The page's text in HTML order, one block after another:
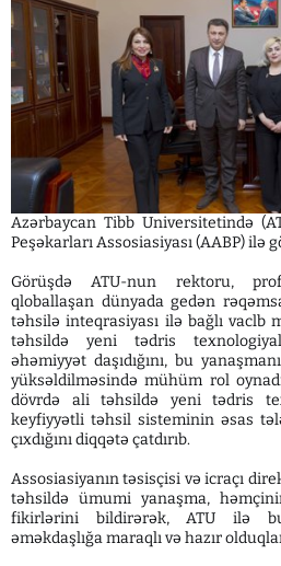
Azərbaycan Tibb Universitetində
Peşəkarları Assosiasiyası (AABP) ilə
Görüşdə ATU-nun rektoru,
qloballaşan dünyada gedən
təhsilə inteqrasiyası ilə bağlı vaclb
təhsildə yeni tədris
əhəmiyyət daşıdığını, bu
yüksəldilməsində mühüm rol
dövrdə ali təhsildə yeni tədris
keyfiyyətli təhsil sisteminin əsas
çıxdığını diqqətə çatdırıb.
Assosiasiyanın təsisçisi və icraçı
təhsildə ümumi yanaşma,
fikirlərini bildirərək, ATU ilə
əməkdaşlığa maraqlı və hazır